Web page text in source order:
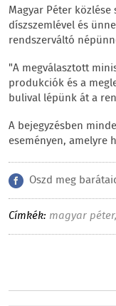
Magyar Péter
díszszemlével és
rendszerváltó
"A megválasztott
produkciók és a
bulival lépünk át a
A bejegyzésben
eseményen, amelyre
Oszd meg
Címkék: magyar péter,